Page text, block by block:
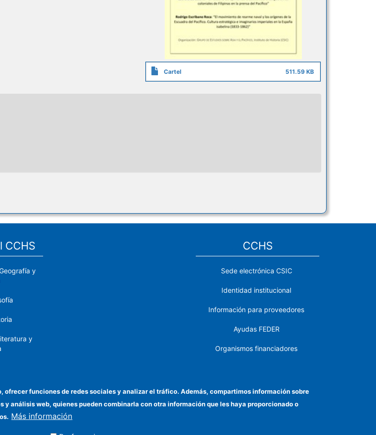
Cartel 511.59 KB
CCHS
y
y
Bienes
CCHS
Sede electrónica CSIC
Identidad institucional
Información para proveedores
Ayudas FEDER
Organismos financiadores
Cómo llegar
ofrecer funciones de redes sociales y analizar el tráfico. Además, compartimos información sobre
y análisis web, quienes pueden combinarla con otra información que les haya proporcionado o
Más información